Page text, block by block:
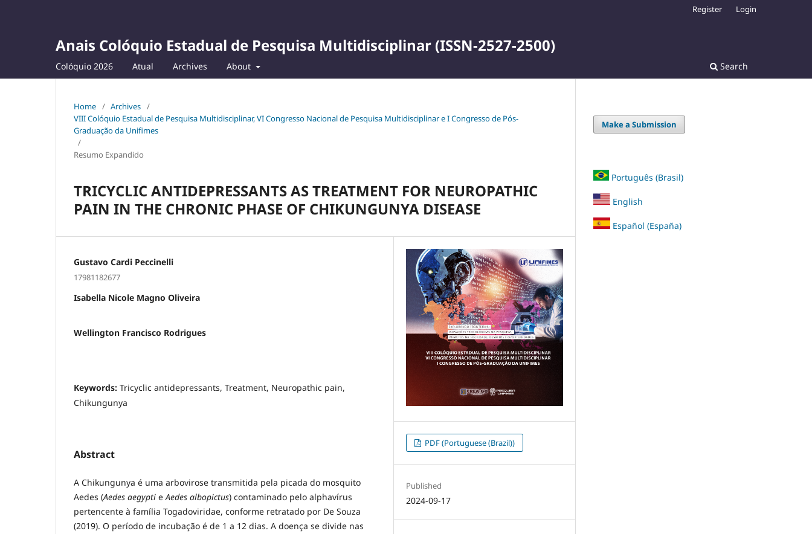
Anais Colóquio Estadual de Pesquisa Multidisciplinar (ISSN-2527-2500)
Colóquio 2026 Atual Archives About Search
Register Login
Home / Archives /
VIII Colóquio Estadual de Pesquisa Multidisciplinar, VI Congresso Nacional de Pesquisa Multidisciplinar e I Congresso de Pós-
Graduação da Unifimes
/
Resumo Expandido
TRICYCLIC ANTIDEPRESSANTS AS TREATMENT FOR NEUROPATHIC
PAIN IN THE CHRONIC PHASE OF CHIKUNGUNYA DISEASE
Gustavo Cardi Peccinelli
17981182677
Isabella Nicole Magno Oliveira
Wellington Francisco Rodrigues
Keywords: Tricyclic antidepressants, Treatment, Neuropathic pain,
Chikungunya
Abstract
A Chikungunya é uma arbovirose transmitida pela picada do mosquito
Aedes (Aedes aegypti eAedes albopictus) contaminado pelo alphavírus
pertencente à família Togadoviridae, conforme retratado por De Souza
(2019). O período de incubação é de 1 a 12 dias. A doença se divide nas
PDF (Portuguese (Brazil))
Published
2024-09-17
Make a Submission
Português (Brasil)
English
Español (España)